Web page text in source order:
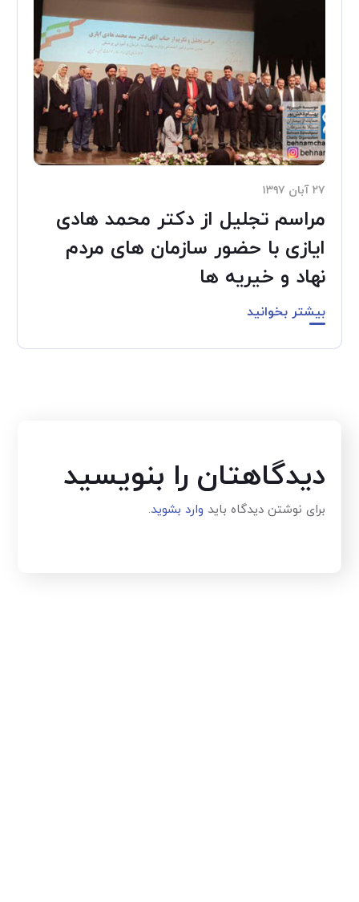
۲۷ آبان ۱۳۹۷
مراسم تجلیل از دکتر محمد هادی
ایازی با حضور سازمان های مردم
نهاد و خیریه ها
بیشتر بخوانید
دیدگاهتان را بنویسید
برای نوشتن دیدگاه باید وارد بشوید.